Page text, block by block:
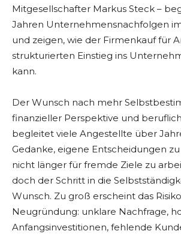
Mitgesellschafter Markus Steck –
Jahren Unternehmensnachfolgen
und zeigen, wie der Firmenkauf für
strukturierten Einstieg ins
kann.
Der Wunsch nach mehr
finanzieller Perspektive und
begleitet viele Angestellte über
Gedanke, eigene Entscheidungen
nicht länger für fremde Ziele zu
doch der Schritt in die
Wunsch. Zu groß erscheint das
Neugründung: unklare Nachfrage,
Anfangsinvestitionen, fehlende